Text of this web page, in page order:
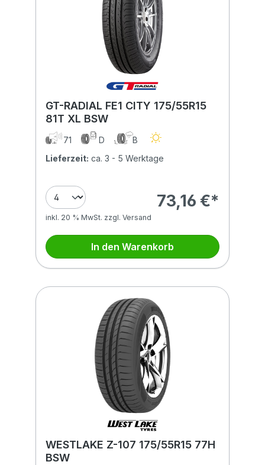
GT-RADIAL FE1 CITY 175/55R15
81T XL BSW
71 D
B
Lieferzeit: ca. 3 - 5 Werktage
73,16 €*
inkl. 20 % MwSt. zzgl. Versand
In den Warenkorb
WESTLAKE Z-107 175/55R15 77H
BSW